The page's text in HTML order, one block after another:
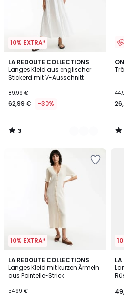
10% EXTRA*
LA REDOUTE COLLECTIONS
Langes Kleid aus englischer
Stickerei mit V-Ausschnitt
89,99 €
62,99 € -30%
3
/
5
2
Farben
3
/
/
/
10% EXTRA*
LA REDOUTE COLLECTIONS
Langes Kleid mit kurzen Ärmeln
aus Pointelle-Strick
54,99 €
5
/
5
LA